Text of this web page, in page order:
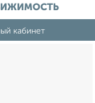
кабинет